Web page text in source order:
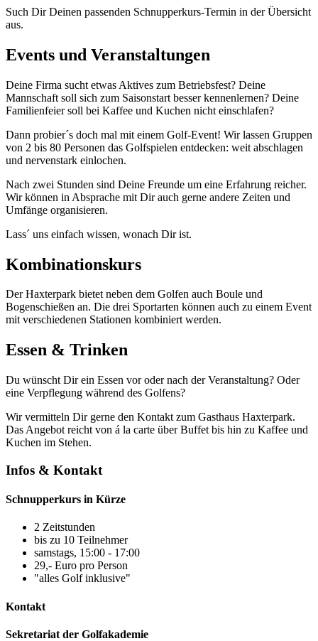
Such Dir Deinen passenden Schnupperkurs-Termin in der Übersicht
aus.
Events und Veranstaltungen
Deine Firma sucht etwas Aktives zum Betriebsfest? Deine
Mannschaft soll sich zum Saisonstart besser kennenlernen? Deine
Familienfeier soll bei Kaffee und Kuchen nicht einschlafen?
Dann probier´s doch mal mit einem Golf-Event! Wir lassen Gruppen
von 2 bis 80 Personen das Golfspielen entdecken: weit abschlagen
und nervenstark einlochen.
Nach zwei Stunden sind Deine Freunde um eine Erfahrung reicher.
Wir können in Absprache mit Dir auch gerne andere Zeiten und
Umfänge organisieren.
Lass´ uns einfach wissen, wonach Dir ist.
Kombinationskurs
Der Haxterpark bietet neben dem Golfen auch Boule und
Bogenschießen an. Die drei Sportarten können auch zu einem Event
mit verschiedenen Stationen kombiniert werden.
Essen & Trinken
Du wünscht Dir ein Essen vor oder nach der Veranstaltung? Oder
eine Verpflegung während des Golfens?
Wir vermitteln Dir gerne den Kontakt zum Gasthaus Haxterpark.
Das Angebot reicht von á la carte über Buffet bis hin zu Kaffee und
Kuchen im Stehen.
Infos & Kontakt
Schnupperkurs in Kürze
2 Zeitstunden
bis zu 10 Teilnehmer
samstags, 15:00 - 17:00
29,- Euro pro Person
"alles Golf inklusive"
Kontakt
Sekretariat der Golfakademie